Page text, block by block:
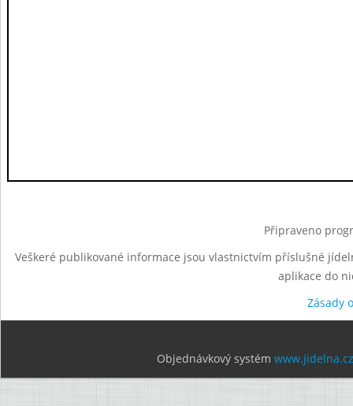
Připraveno
Veškeré publikované informace jsou vlastnictvím příslušné
aplikace do
Zásady
Objednávkový systém www.jidelna.cz